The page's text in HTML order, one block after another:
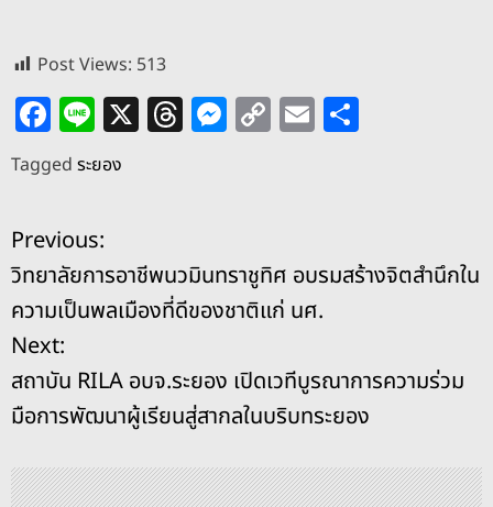
Post Views: 513
F
a
c
e
b
o
o
k
Li
n
e
X T
h
d
s
M
e
n
g
er
C
o
Li
n
k
E
m
Tagged ระยอง
แ
น
ะ
แ
น
Previous:
วิทยาลัยการอาชีพนวมินทราชูทิศ อบรมสร้างจิตสำนึกใน
ความเป็นพลเมืองที่ดีของชาติแก่ นศ.
Next:
สถาบัน RILA อบจ.ระยอง เปิดเวทีบูรณาการความร่วม
มือการพัฒนาผู้เรียนสู่สากลในบริบทระยอง